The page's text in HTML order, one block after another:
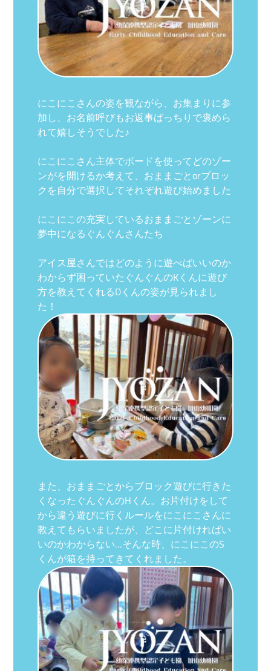
にこにこさんの姿を観ながら、お集まりに参
加し、お名前呼びもお返事ばっちりで褒めら
れて嬉しそうでした♪
にこにこさん主体でボードを使ってどのゾー
ンがを開けるか考えて、おままごとorブロッ
クを自分で選択してそれぞれ遊び始めました
にこにこの充実しているおままごとゾーンに
夢中になるぐんぐんさんたち
アイス屋さんではどのように遊べばいいのか
わからず困っていたぐんぐんのKくんに遊び
方を教えてくれるDくんの姿が見られまし
た！
また、おままごとからブロック遊びに行きた
くなったぐんぐんのHくん。お片付けをして
から違う遊びに行くルールをにこにこさんに
教えてもらいましたが、どこに片付ければい
いのかわからない…そんな時、にこにこのS
くんが箱を持ってきてくれました。